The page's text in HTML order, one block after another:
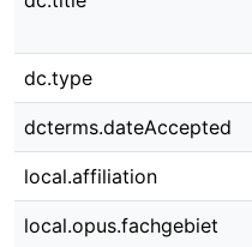
dc.type
dcterms.dateAccepted
local.affiliation
local.opus.fachgebiet